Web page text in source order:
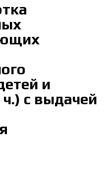
и
с выдачей